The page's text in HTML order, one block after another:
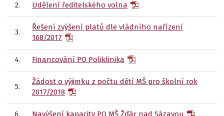
2. Udělení ředitelského volna
3.
Řešení zvýšení platů dle vládního nařízení
168/2017
4. Financování PO Poliklinika
5.
Žádost o výjimku z počtu dětí MŠ pro školní rok
2017/2018
6. Navýšení kapacity PO MŠ Žďár nad Sázavou